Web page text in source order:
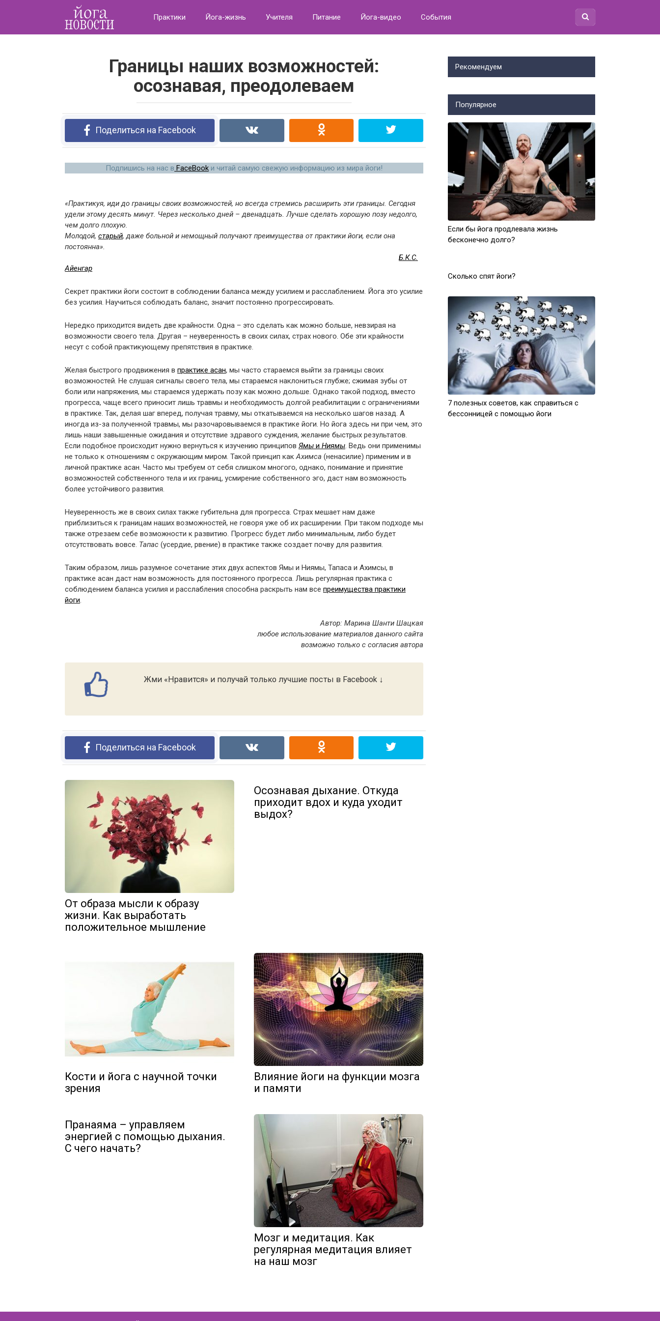
Практики Йога-жизнь Учителя Питание Йога-видео События
Границы наших возможностей:
осознавая, преодолеваем
Поделиться на Facebook
Подпишись на нас в FaceBook и читай самую свежую информацию из мира йоги!
«Практикуя, иди до границы своих возможностей, но всегда стремись расширить эти границы. Сегодня
удели этому десять минут. Через несколько дней – двенадцать. Лучше сделать хорошую позу недолго,
чем долго плохую.
Молодой, старый, даже больной и немощный получают преимущества от практики йоги, если она
постоянна».
Б.К.С.
Айенгар
Секрет практики йоги состоит в соблюдении баланса между усилием и расслаблением. Йога это усилие
без усилия. Научиться соблюдать баланс, значит постоянно прогрессировать.
Нередко приходится видеть две крайности. Одна – это сделать как можно больше, невзирая на
возможности своего тела. Другая – неуверенность в своих силах, страх нового. Обе эти крайности
несут с собой практикующему препятствия в практике.
Желая быстрого продвижения в практике асан, мы часто стараемся выйти за границы своих
возможностей. Не слушая сигналы своего тела, мы стараемся наклониться глубже; сжимая зубы от
боли или напряжения, мы стараемся удержать позу как можно дольше. Однако такой подход, вместо
прогресса, чаще всего приносит лишь травмы и необходимость долгой реабилитации с ограничениями
в практике. Так, делая шаг вперед, получая травму, мы откатываемся на несколько шагов назад. А
иногда из-за полученной травмы, мы разочаровываемся в практике йоги. Но йога здесь ни при чем, это
лишь наши завышенные ожидания и отсутствие здравого суждения, желание быстрых результатов.
Если подобное происходит нужно вернуться к изучению принципов Ямы и Ниямы. Ведь они применимы
не только к отношениям с окружающим миром. Такой принцип какАхимса (ненасилие) применим и в
личной практике асан. Часто мы требуем от себя слишком многого, однако, понимание и принятие
возможностей собственного тела и их границ, усмирение собственного эго, даст нам возможность
более устойчивого развития.
Неуверенность же в своих силах также губительна для прогресса. Страх мешает нам даже
приблизиться к границам наших возможностей, не говоря уже об их расширении. При таком подходе мы
также отрезаем себе возможности к развитию. Прогресс будет либо минимальным, либо будет
отсутствовать вовсе. Тапас (усердие, рвение) в практике также создает почву для развития.
Таким образом, лишь разумное сочетание этих двух аспектов Ямы и Ниямы, Тапаса и Ахимсы, в
практике асан даст нам возможность для постоянного прогресса. Лишь регулярная практика с
соблюдением баланса усилия и расслабления способна раскрыть нам все преимущества практики
йоги.
Автор: Марина Шанти Шацкая
любое использование материалов данного сайта
возможно только с согласия автора
Жми «Нравится» и получай только лучшие посты в Facebook ↓
Поделиться на Facebook
От образа мысли к образу
жизни. Как выработать
положительное мышление
Осознавая дыхание. Откуда
приходит вдох и куда уходит
выдох?
Кости и йога с научной точки
зрения
Влияние йоги на функции мозга
и памяти
Пранаяма – управляем
энергией с помощью дыхания.
С чего начать?
Мозг и медитация. Как
регулярная медитация влияет
на наш мозг
Рекомендуем
Популярное
Если бы йога продлевала жизнь
бесконечно долго?
Сколько спят йоги?
7 полезных советов, как справиться с
бессонницей с помощью йоги
×
Жми «Нравится», чтобы читать нас на
Facebook